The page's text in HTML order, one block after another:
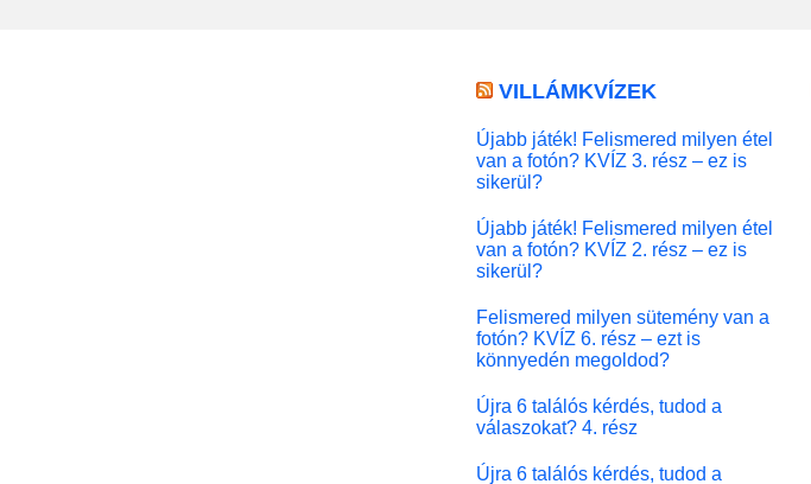
VILLÁMKVÍZEK
Újabb játék! Felismered milyen étel
van a fotón? KVÍZ 3. rész – ez is
sikerül?
Újabb játék! Felismered milyen étel
van a fotón? KVÍZ 2. rész – ez is
sikerül?
Felismered milyen sütemény van a
fotón? KVÍZ 6. rész – ezt is
könnyedén megoldod?
Újra 6 találós kérdés, tudod a
válaszokat? 4. rész
Újra 6 találós kérdés, tudod a